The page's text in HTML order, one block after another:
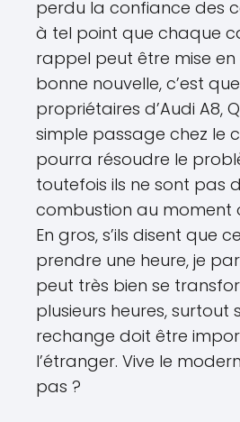
perdu la confiance des
à tel point que chaque
rappel peut être mise en
bonne nouvelle, c’est
propriétaires d’Audi A8,
simple passage chez le
pourra résoudre le
toutefois ils ne sont pas
combustion au moment
En gros, s’ils disent que
prendre une heure, je
peut très bien se
plusieurs heures, surtout
rechange doit être
l’étranger. Vive le
pas ?